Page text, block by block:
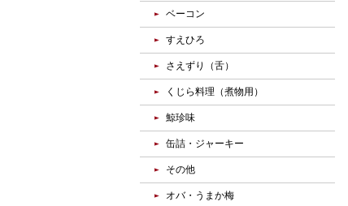
ベーコン
すえひろ
さえずり（舌）
くじら料理（煮物用）
鯨珍味
缶詰・ジャーキー
その他
オバ・うまか梅